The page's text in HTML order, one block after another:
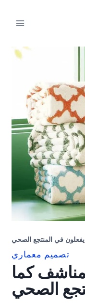
في المنتجع الصحي
تصميم معماري
كما
الصحي